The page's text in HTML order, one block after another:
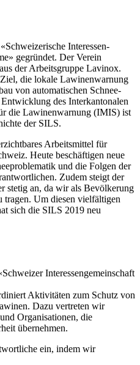
Interessen­
gegründet. Der Verein
der Arbeitsgruppe Lavinox.
die lokale Lawinenwarnung
von automatischen Schnee-
des Interkantonalen
die Lawinenwarnung (IMIS) ist
der SILS.
Arbeitsmittel für
Heute beschäftigen neue
und die Folgen der
Zudem steigt der
stetig an, da wir als Bevölkerung
tragen. Um diesen vielfältigen
sich die SILS 2019 neu
Interessengemeinschaft
Aktivitäten zum Schutz von
Dazu vertreten wir
Organisationen, die
übernehmen.
ein, indem wir